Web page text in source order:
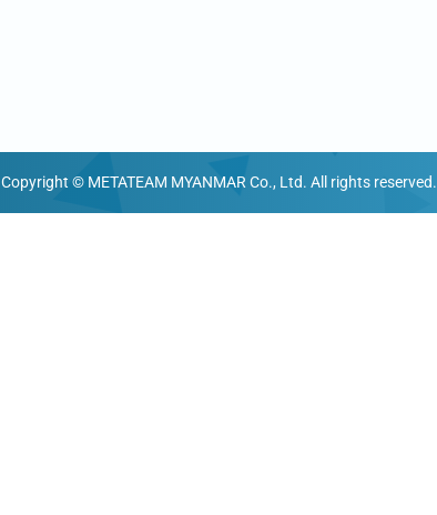
Copyright © METATEAM MYANMAR Co., Ltd. All rights reserved.